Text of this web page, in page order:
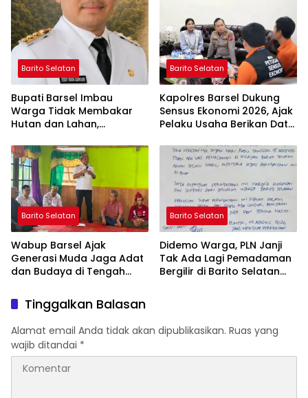
Barito Selatan
Bupati Barsel Imbau
Warga Tidak Membakar
Hutan dan Lahan,
Bebas Kabut Asap
Barito Selatan
Kapolres Barsel Dukung
Sensus Ekonomi 2026, Ajak
Pelaku Usaha Berikan Data
Barito Selatan
Wabup Barsel Ajak
Generasi Muda Jaga Adat
dan Budaya di Tengah
Barito Selatan
Didemo Warga, PLN Janji
Tak Ada Lagi Pemadaman
Bergilir di Barito Selatan
Tinggalkan Balasan
Alamat email Anda tidak akan dipublikasikan. Ruas yang
wajib ditandai *